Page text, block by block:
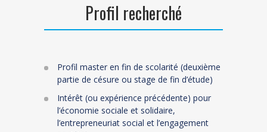
Profil recherché
Profil master en fin de scolarité (deuxième
partie de césure ou stage de fin d’étude)
Intérêt (ou expérience précédente) pour
l’économie sociale et solidaire,
l’entrepreneuriat social et l’engagement